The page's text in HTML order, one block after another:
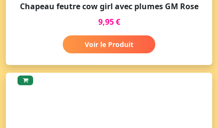
Chapeau feutre cow girl avec plumes GM Rose
9,95 €
Voir le Produit